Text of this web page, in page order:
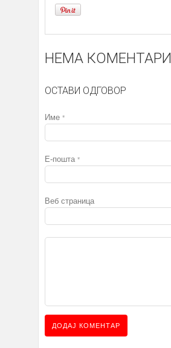
НЕМА КОМЕНТАРИ
ОСТАВИ ОДГОВОР
Име *
Е-пошта *
Веб страница